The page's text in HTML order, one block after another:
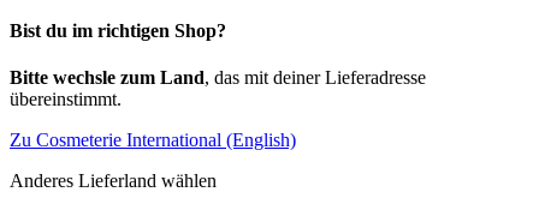
Bist du im richtigen Shop?
Bitte wechsle zum Land, das mit deiner Lieferadresse
übereinstimmt.
Zu Cosmeterie International (English)
Anderes Lieferland wählen